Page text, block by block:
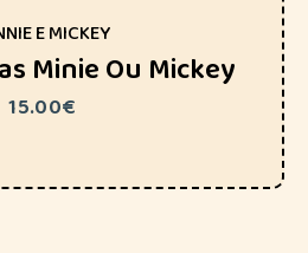
E MICKEY
Minie Ou Mickey
15.00€